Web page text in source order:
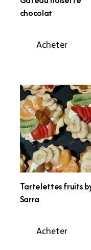
chocolat
Acheter
Tartelettes fruits
Sarra
Acheter